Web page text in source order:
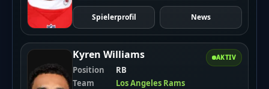
Spielerprofil News
AKTIV
Kyren Williams
Position
RB
Team
Los Angeles Rams